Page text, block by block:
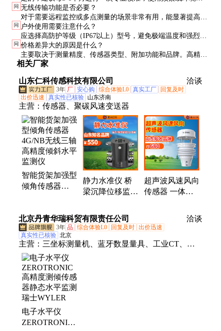
劣时应缩短校准周期，以确保测量准确性。
问 无线传输功能是否必要？
对于需要远程监控或多点测量的场景非常有用，能显著提高工
作效率。但简单应用可选择基础型号以降低成本。
问
户外使用需要注意什么？
应选择高防护等级（IP67以上）型号，避免极端温度和强烈阳
光直射，必要时加装防护罩。
问 价格差异大的原因是什么？
主要取决于测量精度、传感器类型、附加功能和品牌。高精度
MEMS传感器设备价格通常较高，但性能更稳定可靠。
相关厂家
山东仁科传感科技有限公司 洽谈
3年 厂 安心购 综合体验L0 真实工厂
回复及时
出价迅速
真实性已核验 山东济南
主营： 传感器、聚碳风速变送器
智能货架加强型
倾角传感器
监测仪
静力水准仪 桥
梁沉降位移监测
水 准仪水平仪
隧道边坡
超声波风速风向
传感器 一体式
器 高精度风 速
风向仪
北京丹青华瑞科贸有限责任公司 洽谈
3年 品 综合体验L0 回复及时 出价迅速
真实性已核验 北京
主营： 三坐标测量机、蓝牙数显量具、工业CT、电
子水平仪、数显测高仪、轮廓粗糙度测量仪、量块比
较仪、表类检查仪、轴类测量仪、测长机、螺纹综合
测量机、垂直度测量
电子水平仪
ZEROTRONIC